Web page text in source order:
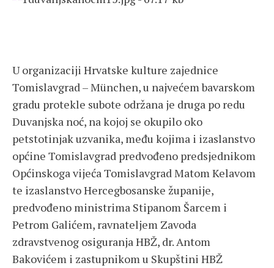
U organizaciji Hrvatske kulture zajednice
Tomislavgrad – München, u najvećem bavarskom
gradu protekle subote održana je druga po redu
Duvanjska noć, na kojoj se okupilo oko
petstotinjak uzvanika, među kojima i izaslanstvo
općine Tomislavgrad predvođeno predsjednikom
Općinskoga vijeća Tomislavgrad Matom Kelavom
te izaslanstvo Hercegbosanske županije,
predvođeno ministrima Stipanom Šarcem i
Petrom Galićem, ravnateljem Zavoda
zdravstvenog osiguranja HBŽ, dr. Antom
Bakovićem i zastupnikom u Skupštini HBŽ